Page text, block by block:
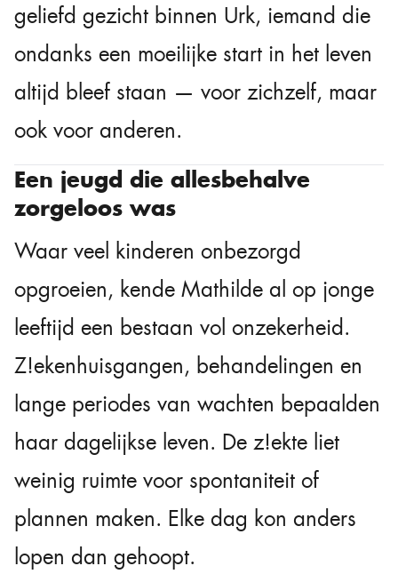
geliefd gezicht binnen Urk, iemand die
ondanks een moeilijke start in het leven
altijd bleef staan — voor zichzelf, maar
ook voor anderen.
Een jeugd die allesbehalve
zorgeloos was
Waar veel kinderen onbezorgd
opgroeien, kende Mathilde al op jonge
leeftijd een bestaan vol onzekerheid.
Z!ekenhuisgangen, behandelingen en
lange periodes van wachten bepaalden
haar dagelijkse leven. De z!ekte liet
weinig ruimte voor spontaniteit of
plannen maken. Elke dag kon anders
lopen dan gehoopt.